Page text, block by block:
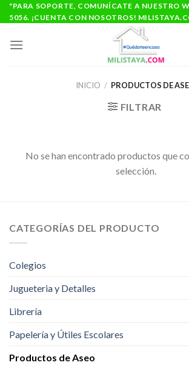
Saltar
al
"PARA SOPORTE, COMUNÍCATE A NUESTRO
5056. ¡CUENTA CON NOSOTROS!
INICIO / PRODUCTOS DE
FILTRAR
No se han encontrado productos que
selección.
CATEGORÍAS DEL PRODUCTO
Colegios
Jugueteria y Detalles
Librería
Papelería y Útiles Escolares
Productos de Aseo